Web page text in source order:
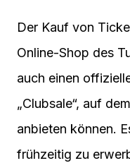
Der Kauf von
Online-Shop des
auch einen
„Clubsale“, auf
anbieten können.
frühzeitig zu